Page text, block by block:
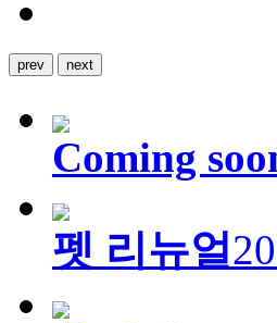
prev next
Coming
펫 리뉴얼